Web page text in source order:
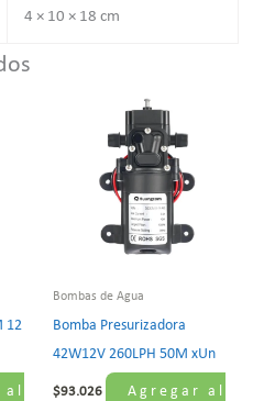
4 × 10 × 18 cm
12
Bombas de Agua
Bomba Presurizadora
42W12V 260LPH 50M xUn
$93.026
Agregar al